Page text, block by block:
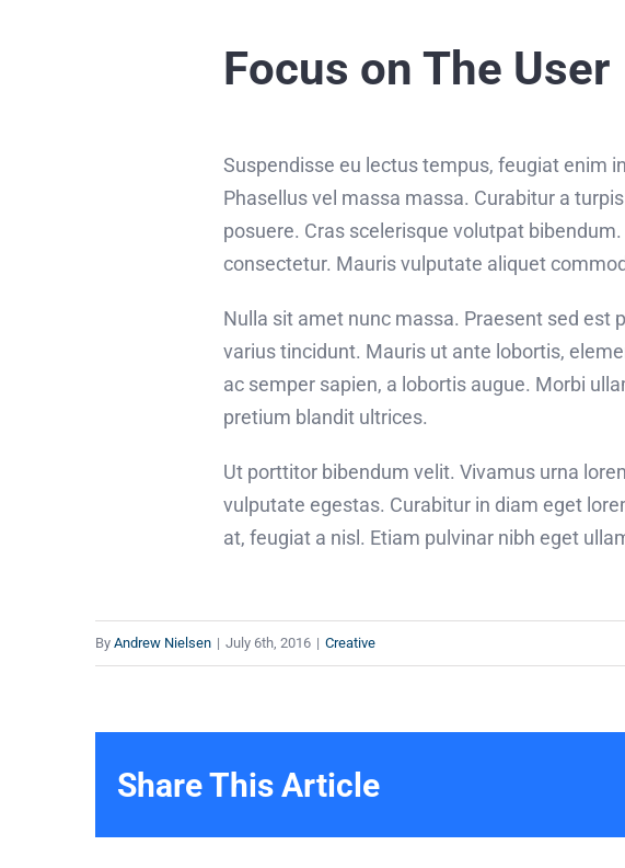
Focus on The User
Suspendisse eu lectus tempus, feugiat enim
Phasellus vel massa massa. Curabitur a
posuere. Cras scelerisque volutpat
consectetur. Mauris vulputate aliquet
Nulla sit amet nunc massa. Praesent sed est
varius tincidunt. Mauris ut ante lobortis,
ac semper sapien, a lobortis augue. Morbi
pretium blandit ultrices.
Ut porttitor bibendum velit. Vivamus urna
vulputate egestas. Curabitur in diam eget
at, feugiat a nisl. Etiam pulvinar nibh eget
By Andrew Nielsen | July 6th, 2016 | Creative
Share This Article